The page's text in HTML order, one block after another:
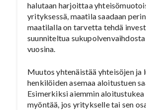
halutaan harjoittaa
yrityksessä, maatila saadaan
maatilalla on tarvetta tehdä
suunniteltua
vuosina.
Muutos yhtenäistää yhteisöjen ja
henkilöiden asemaa aloitustuen
Esimerkiksi aiemmin
myöntää, jos yritykselle tai sen